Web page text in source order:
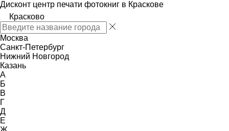
Дисконт центр печати фотокниг в Краскове
Красково
Москва
Санкт-Петербург
Нижний Новгород
Казань
А
Б
В
Г
Д
Е